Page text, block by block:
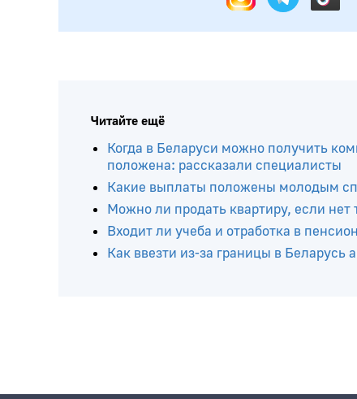
Читайте ещё
Когда в Беларуси можно получить
положена: рассказали специалисты
Какие выплаты положены молодым